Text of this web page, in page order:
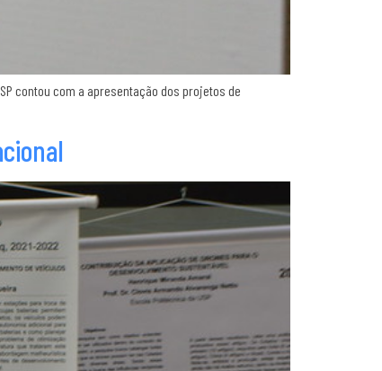
contou com a apresentação dos projetos de